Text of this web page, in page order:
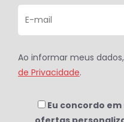
Ao informar meus
de Privacidade.
Eu concordo